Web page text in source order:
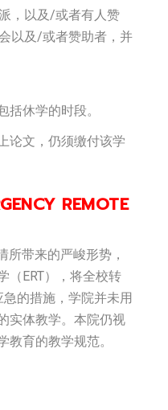
，以及/或者有人赞
以及/或者赞助者，并
括休学的时段。
论文，仍须缴付该学
REMOTE
带来的严峻形势，
（ERT），将全校转
的措施，学院并未用
实体教学。本院仍视
教育的教学规范。